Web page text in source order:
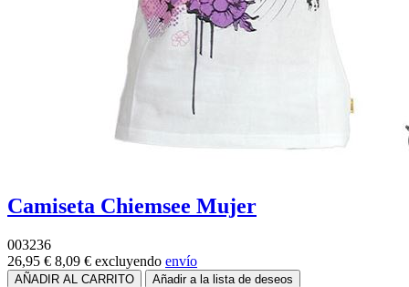
Camiseta Chiemsee Mujer
003236
26,95 € 8,09 € excluyendo envío